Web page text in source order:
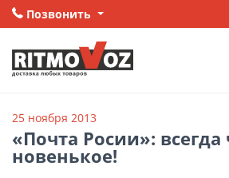
Позвонить
25 ноября 2013
«Почта Росии»: всегда
новенькое!